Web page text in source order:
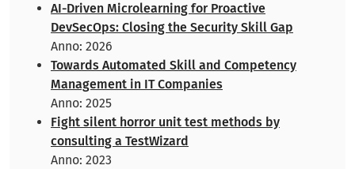
AI-Driven Microlearning for Proactive
DevSecOps: Closing the Security Skill Gap
Anno: 2026
Towards Automated Skill and Competency
Management in IT Companies
Anno: 2025
Fight silent horror unit test methods by
consulting a TestWizard
Anno: 2023